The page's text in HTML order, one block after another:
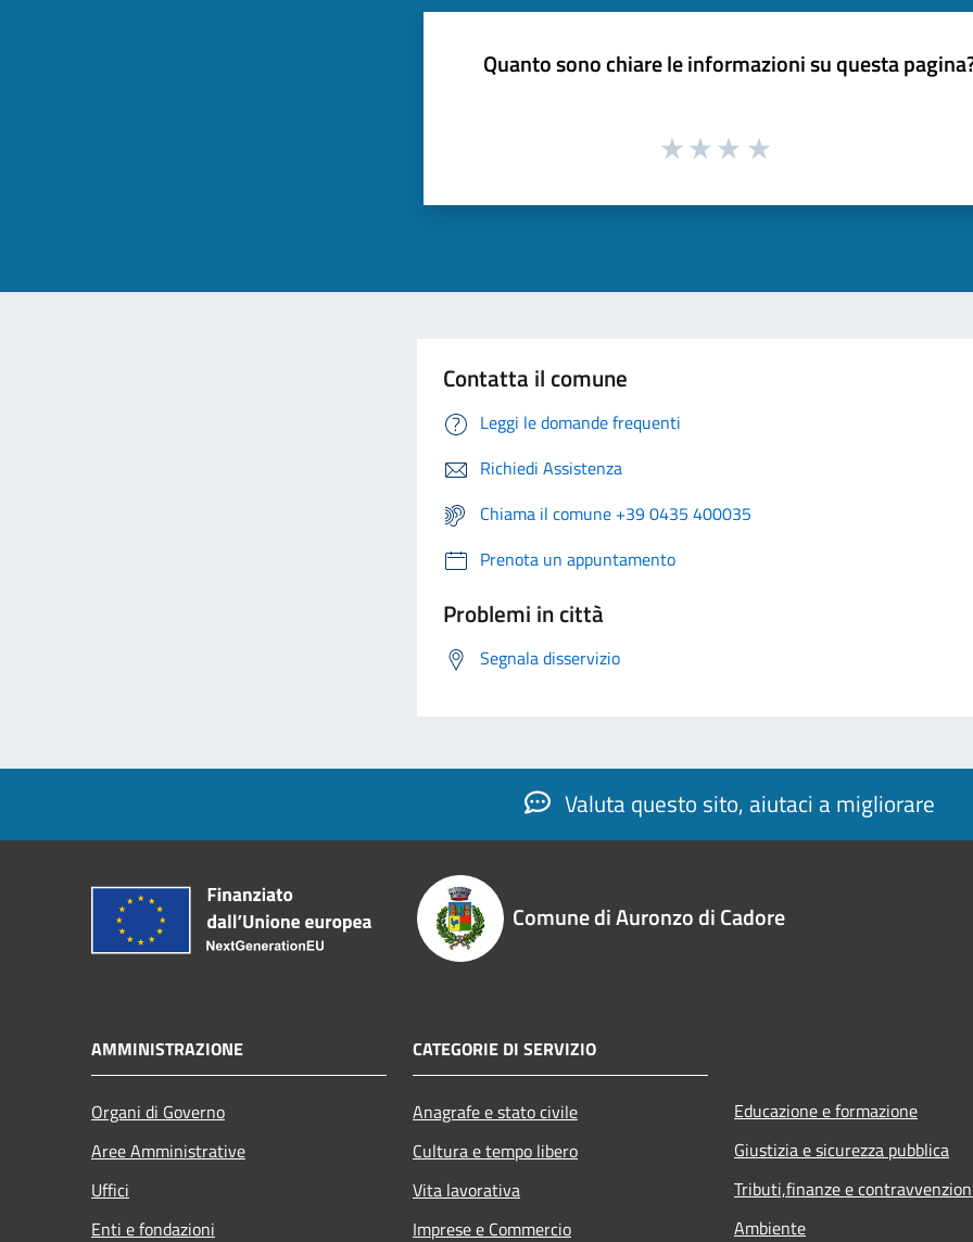
Quanto sono chiare le informazioni su questa
Contatta il comune
Leggi le domande frequenti
Richiedi Assistenza
Chiama il comune +39 0435 400035
Prenota un appuntamento
Problemi in città
Segnala disservizio
Valuta questo sito, aiutaci a migliorare
Comune di Auronzo di Cadore
AMMINISTRAZIONE
Organi di Governo
Aree Amministrative
Uffici
Enti e fondazioni
CATEGORIE DI SERVIZIO
Anagrafe e stato civile
Cultura e tempo libero
Vita lavorativa
Imprese e Commercio
Educazione e formazione
Giustizia e sicurezza pubblica
Tributi,finanze e
Ambiente